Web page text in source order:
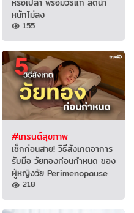
หนักไม่ลง
155
#เทรนด์สุขภาพ
เช็กก่อนสาย! วิธีสังเกตอาการ
รับมือ วัยทองก่อนกำหนด ของ
ผู้หญิงวัย Perimenopause
218